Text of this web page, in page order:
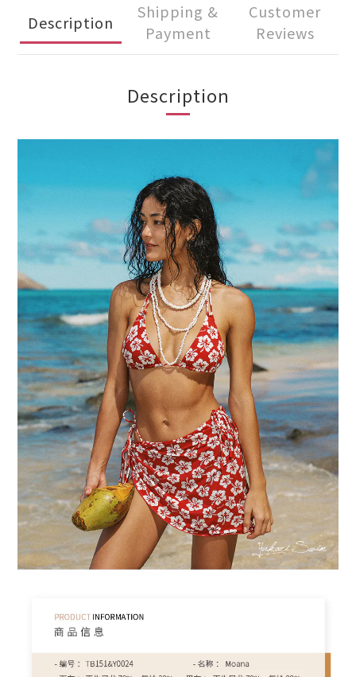
Description
Shipping &
Payment
Customer
Reviews
Description